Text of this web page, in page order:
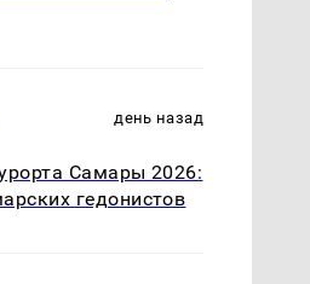
день назад
Самары 2026:
гедонистов